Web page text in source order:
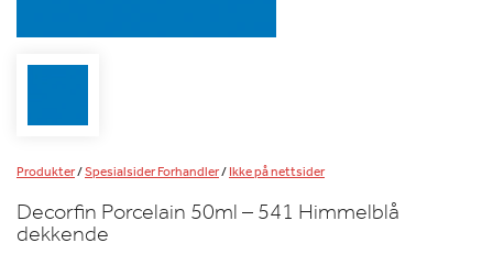
Produkter/Spesialsider Forhandler/Ikke på nettsider
Decorfin Porcelain 50ml – 541 Himmelblå
dekkende